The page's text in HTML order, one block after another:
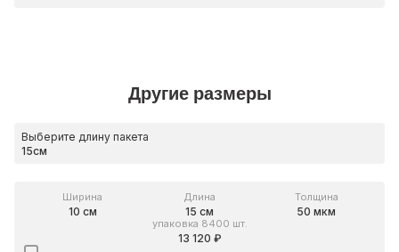
Другие размеры
Выберите длину пакета
Ширина
10 см
Длина
15 см
Толщина
50 мкм
упаковка 8400 шт.
13 120 ₽